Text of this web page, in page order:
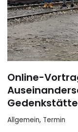
Online-
Allgemein, Termin